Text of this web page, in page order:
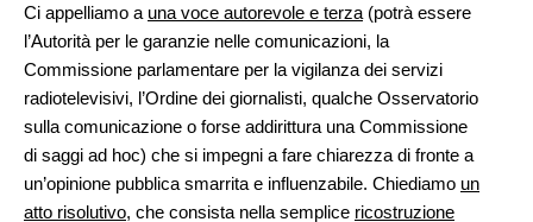
Ci appelliamo a una voce autorevole e terza (potrà essere
l’Autorità per le garanzie nelle comunicazioni, la
Commissione parlamentare per la vigilanza dei servizi
radiotelevisivi, l’Ordine dei giornalisti, qualche Osservatorio
sulla comunicazione o forse addirittura una Commissione
di saggi ad hoc) che si impegni a fare chiarezza di fronte a
un’opinione pubblica smarrita e influenzabile. Chiediamo un
atto risolutivo, che consista nella semplice ricostruzione